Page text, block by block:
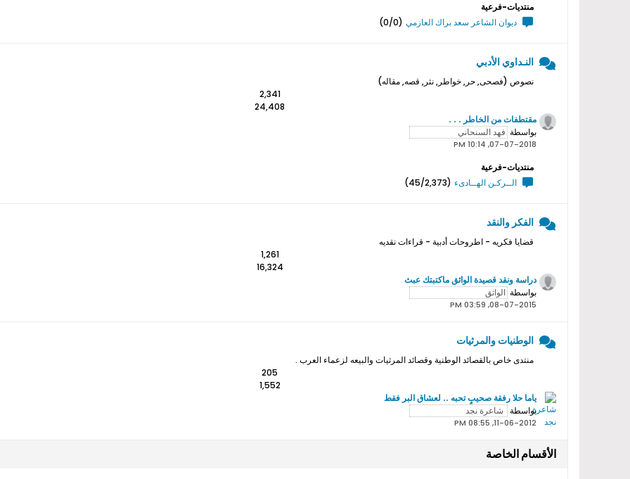
منتديات-فرعية
ديوان الشاعر سعد براك العازمي (0/0)
النـداوي الأدبي
نصوص (فصحى, حر, خواطر, نثر, قصه, مقاله)
2,341
24,408
مقتطفات من الخاطر . . .
بواسطة
07-07-2018, 10:14 PM
منتديات-فرعية
الــركـن الهــادىء (45/2,373)
الفكر والنقد
قضايا فكريه - اطروحات أدبية - قراءات نقديه
1,261
16,324
دراسة ونقد قصيدة الواثق ماكتبتك عبث
بواسطة
08-07-2015, 03:59 PM
الوطنيات والمرثيات
منتدى خاص بالقصائد الوطنية وقصائد المرثيات والبيعه لزعماء العرب .
205
1,552
ياما حلا رفقة صحيبٍ تحبه .. لعشاق البر فقط
بواسطة
11-06-2012, 08:55 PM
الأقسام الخاصة